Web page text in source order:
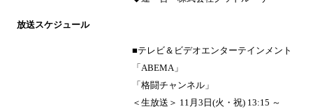
放送スケジュール
■テレビ＆ビデオエンターテインメント
「ABEMA」
「格闘チャンネル」
＜生放送＞ 11月3日(火・祝) 13:15 ～